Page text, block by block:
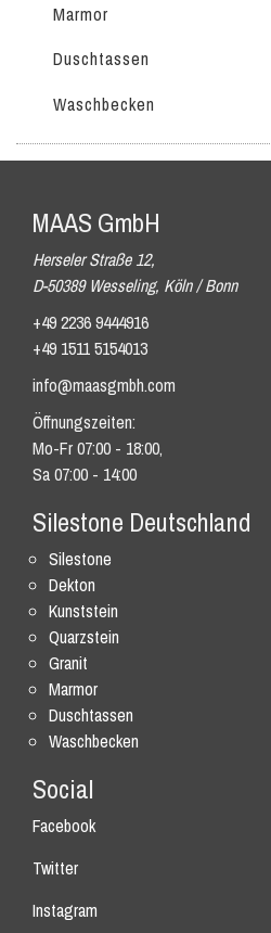
Marmor
Duschtassen
Waschbecken
MAAS GmbH
Herseler Straße 12,
D-50389 Wesseling, Köln / Bonn
+49 2236 9444916
+49 1511 5154013
info@maasgmbh.com
Öffnungszeiten:
Mo-Fr 07:00 - 18:00,
Sa 07:00 - 14:00
Silestone Deutschland
Silestone
Dekton
Kunststein
Quarzstein
Granit
Marmor
Duschtassen
Waschbecken
Social
Facebook
Twitter
Instagram